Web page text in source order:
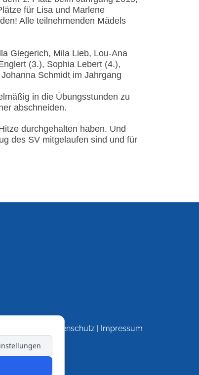
für Lisa und Marlene
Alle teilnehmenden Mädels
Giegerich, Mila Lieb, Lou-Ana
(3.), Sophia Lebert (4.),
Schmidt im Jahrgang
in die Übungsstunden zu
abschneiden.
durchgehalten haben. Und
des SV mitgelaufen sind und für
Datenschutz | Impressum